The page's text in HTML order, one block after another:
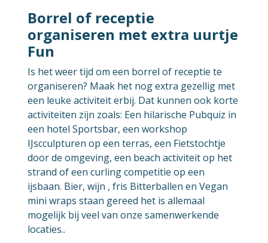
Borrel of receptie
organiseren met extra uurtje
Fun
Is het weer tijd om een borrel of receptie te
organiseren? Maak het nog extra gezellig met
een leuke activiteit erbij. Dat kunnen ook korte
activiteiten zijn zoals: Een hilarische Pubquiz in
een hotel Sportsbar, een workshop
IJscculpturen op een terras, een Fietstochtje
door de omgeving, een beach activiteit op het
strand of een curling competitie op een
ijsbaan. Bier, wijn , fris Bitterballen en Vegan
mini wraps staan gereed het is allemaal
mogelijk bij veel van onze samenwerkende
locaties..